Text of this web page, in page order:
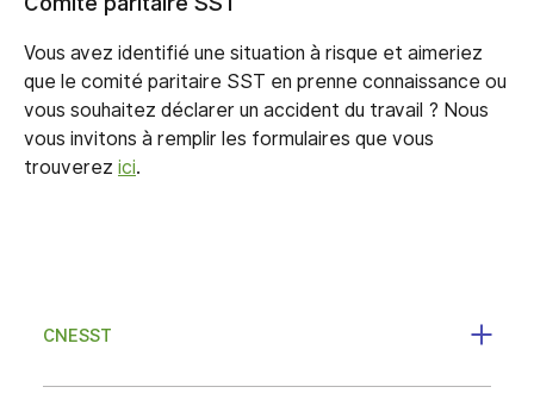
Vous avez identifié une situation à risque et aimeriez
que le comité paritaire SST en prenne connaissance ou
vous souhaitez déclarer un accident du travail ? Nous
vous invitons à remplir les formulaires que vous
trouverez ici.
CNESST